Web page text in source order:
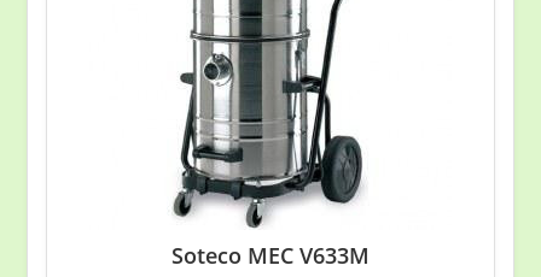
Soteco MEC V633M